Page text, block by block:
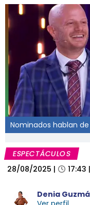
Nominados hablan
ESPECTÁCULOS
28/08/2025 | 17:43 |
Denia